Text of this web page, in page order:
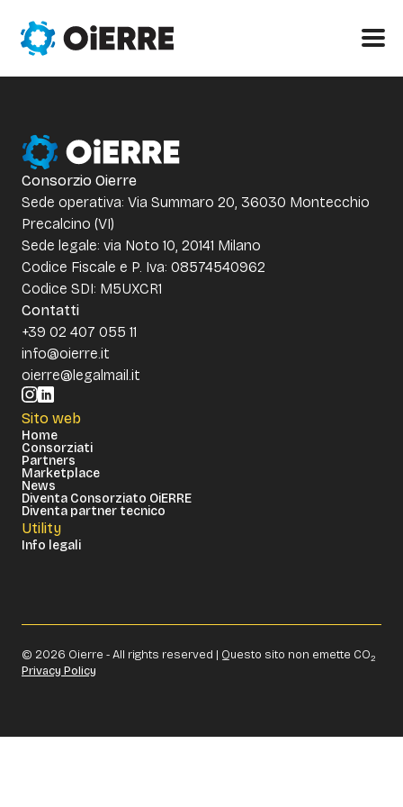
Consorzio Oierre
Sede operativa: Via Summaro 20, 36030 Montecchio
Precalcino (VI)
Sede legale: via Noto 10, 20141 Milano
Codice Fiscale e P. Iva: 08574540962
Codice SDI: M5UXCR1
Contatti
+39 02 407 055 11
info@oierre.it
oierre@legalmail.it
Sito web
Home
Consorziati
Partners
Marketplace
News
Diventa Consorziato OiERRE
Diventa partner tecnico
Utility
Info legali
© 2026 Oierre - All rights reserved | Questo sito non emette CO2
Privacy Policy